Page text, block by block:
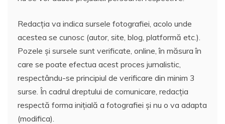
Redacția va indica sursele fotografiei, acolo unde
acestea se cunosc (autor, site, blog, platformă etc.).
Pozele și sursele sunt verificate, online, în măsura în
care se poate efectua acest proces jurnalistic,
respectându-se principiul de verificare din minim 3
surse. În cadrul dreptului de comunicare, redacția
respectă forma inițială a fotografiei și nu o va adapta
(modifica).